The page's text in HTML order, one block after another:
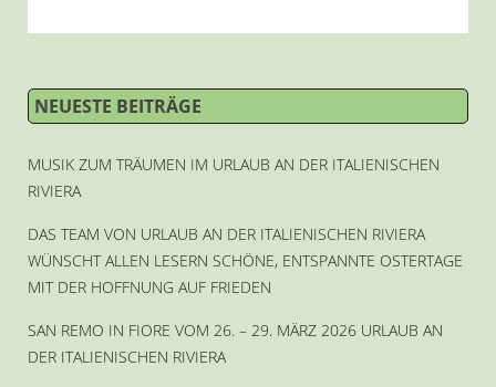
NEUESTE BEITRÄGE
MUSIK ZUM TRÄUMEN IM URLAUB AN DER ITALIENISCHEN
RIVIERA
DAS TEAM VON URLAUB AN DER ITALIENISCHEN RIVIERA
WÜNSCHT ALLEN LESERN SCHÖNE, ENTSPANNTE OSTERTAGE
MIT DER HOFFNUNG AUF FRIEDEN
SAN REMO IN FIORE VOM 26. – 29. MÄRZ 2026 URLAUB AN
DER ITALIENISCHEN RIVIERA